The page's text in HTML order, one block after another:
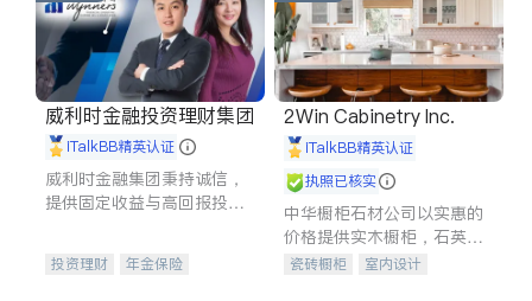
威利时金融投资理财集团
iTalkBB精英认证
威利时金融集团秉持诚信，
提供固定收益与高回报投资
合，助力客户实现目标
投资理财
年金保险
2Win Cabinetry Inc.
iTalkBB精英认证
执照已核实
中华橱柜石材公司以实惠的
价格提供实木橱柜，石英石
台面，多种优质不锈钢水
瓷砖橱柜
室内设计